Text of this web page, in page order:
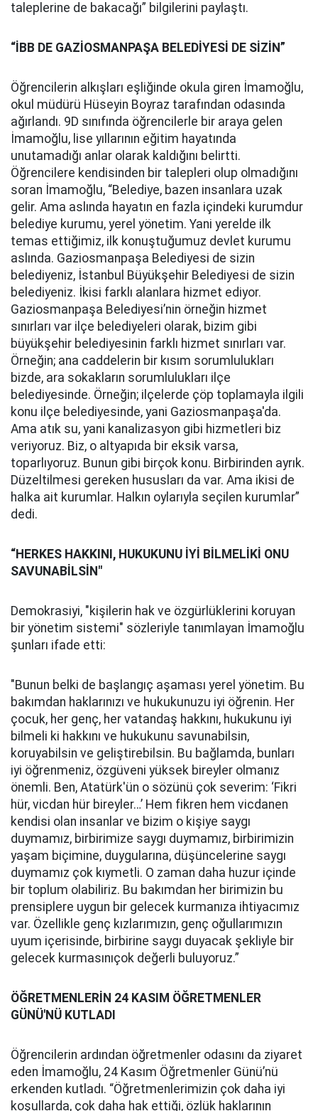
taleplerine de bakacağı” bilgilerini paylaştı.
“İBB DE GAZİOSMANPAŞA BELEDİYESİ DE SİZİN”
Öğrencilerin alkışları eşliğinde okula giren İmamoğlu,
okul müdürü Hüseyin Boyraz tarafından odasında
ağırlandı. 9D sınıfında öğrencilerle bir araya gelen
İmamoğlu, lise yıllarının eğitim hayatında
unutamadığı anlar olarak kaldığını belirtti.
Öğrencilere kendisinden bir talepleri olup olmadığını
soran İmamoğlu, “Belediye, bazen insanlara uzak
gelir. Ama aslında hayatın en fazla içindeki kurumdur
belediye kurumu, yerel yönetim. Yani yerelde ilk
temas ettiğimiz, ilk konuştuğumuz devlet kurumu
aslında. Gaziosmanpaşa Belediyesi de sizin
belediyeniz, İstanbul Büyükşehir Belediyesi de sizin
belediyeniz. İkisi farklı alanlara hizmet ediyor.
Gaziosmanpaşa Belediyesi’nin örneğin hizmet
sınırları var ilçe belediyeleri olarak, bizim gibi
büyükşehir belediyesinin farklı hizmet sınırları var.
Örneğin; ana caddelerin bir kısım sorumlulukları
bizde, ara sokakların sorumlulukları ilçe
belediyesinde. Örneğin; ilçelerde çöp toplamayla ilgili
konu ilçe belediyesinde, yani Gaziosmanpaşa'da.
Ama atık su, yani kanalizasyon gibi hizmetleri biz
veriyoruz. Biz, o altyapıda bir eksik varsa,
toparlıyoruz. Bunun gibi birçok konu. Birbirinden ayrık.
Düzeltilmesi gereken hususları da var. Ama ikisi de
halka ait kurumlar. Halkın oylarıyla seçilen kurumlar”
dedi.
“HERKES HAKKINI, HUKUKUNU İYİ BİLMELİKİ ONU
SAVUNABİLSİN"
Demokrasiyi, "kişilerin hak ve özgürlüklerini koruyan
bir yönetim sistemi" sözleriyle tanımlayan İmamoğlu
şunları ifade etti:
"Bunun belki de başlangıç aşaması yerel yönetim. Bu
bakımdan haklarınızı ve hukukunuzu iyi öğrenin. Her
çocuk, her genç, her vatandaş hakkını, hukukunu iyi
bilmeli ki hakkını ve hukukunu savunabilsin,
koruyabilsin ve geliştirebilsin. Bu bağlamda, bunları
iyi öğrenmeniz, özgüveni yüksek bireyler olmanız
önemli. Ben, Atatürk'ün o sözünü çok severim: ‘Fikri
hür, vicdan hür bireyler…’ Hem fikren hem vicdanen
kendisi olan insanlar ve bizim o kişiye saygı
duymamız, birbirimize saygı duymamız, birbirimizin
yaşam biçimine, duygularına, düşüncelerine saygı
duymamız çok kıymetli. O zaman daha huzur içinde
bir toplum olabiliriz. Bu bakımdan her birimizin bu
prensiplere uygun bir gelecek kurmanıza ihtiyacımız
var. Özellikle genç kızlarımızın, genç oğullarımızın
uyum içerisinde, birbirine saygı duyacak şekliyle bir
gelecek kurmasınıçok değerli buluyoruz.”
ÖĞRETMENLERİN 24 KASIM ÖĞRETMENLER
GÜNÜ'NÜ KUTLADI
Öğrencilerin ardından öğretmenler odasını da ziyaret
eden İmamoğlu, 24 Kasım Öğretmenler Günü’nü
erkenden kutladı. “Öğretmenlerimizin çok daha iyi
koşullarda, çok daha hak ettiği, özlük haklarının